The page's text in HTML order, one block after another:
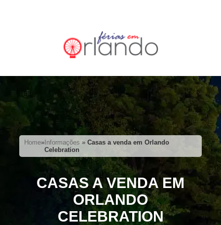
Home» Informações »Casas a venda em Orlando
Celebration
CASAS A VENDA EM
ORLANDO
CELEBRATION